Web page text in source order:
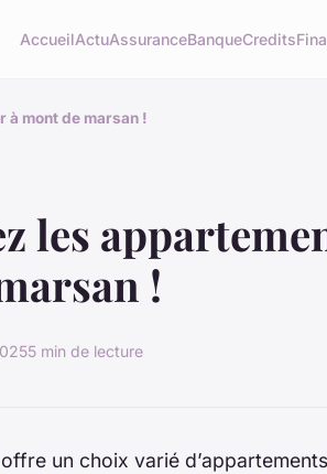
AccueilActuAssuranceBanqueCredits
à mont de marsan !
les
!
5 min de lecture
un choix varié